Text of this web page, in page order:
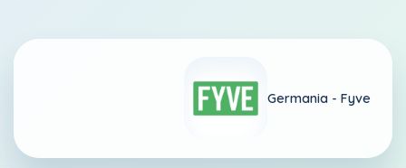
Germania - Fyve